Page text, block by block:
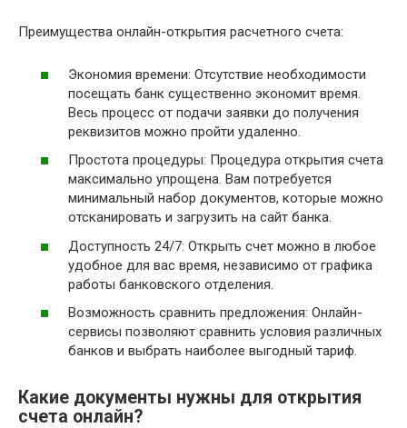
Преимущества онлайн-открытия расчетного счета:
Экономия времени: Отсутствие необходимости
посещать банк существенно экономит время.
Весь процесс от подачи заявки до получения
реквизитов можно пройти удаленно.
Простота процедуры: Процедура открытия счета
максимально упрощена. Вам потребуется
минимальный набор документов, которые можно
отсканировать и загрузить на сайт банка.
Доступность 24/7: Открыть счет можно в любое
удобное для вас время, независимо от графика
работы банковского отделения.
Возможность сравнить предложения: Онлайн-
сервисы позволяют сравнить условия различных
банков и выбрать наиболее выгодный тариф.
Какие документы нужны для открытия
счета онлайн?